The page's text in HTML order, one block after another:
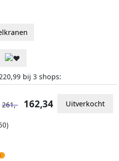
bij 3 shops:
261,- 162,34 Uitverkocht